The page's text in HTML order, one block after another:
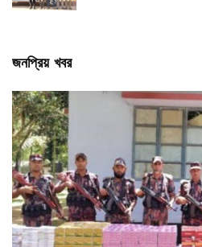
জনপ্রিয় খবর